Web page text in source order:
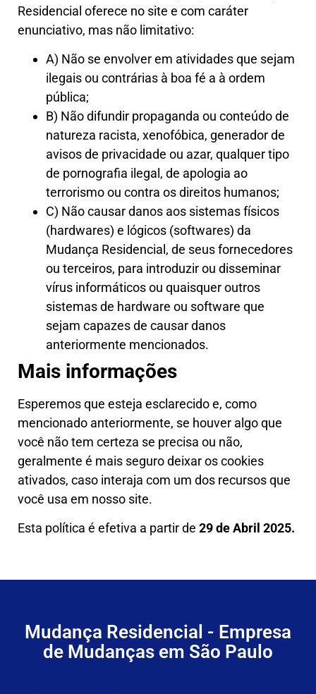
Residencial oferece no site e com caráter
enunciativo, mas não limitativo:
A) Não se envolver em atividades que sejam
ilegais ou contrárias à boa fé a à ordem
pública;
B) Não difundir propaganda ou conteúdo de
natureza racista, xenofóbica, generador de
avisos de privacidade ou azar, qualquer tipo
de pornografia ilegal, de apologia ao
terrorismo ou contra os direitos humanos;
C) Não causar danos aos sistemas físicos
(hardwares) e lógicos (softwares) da
Mudança Residencial, de seus fornecedores
ou terceiros, para introduzir ou disseminar
vírus informáticos ou quaisquer outros
sistemas de hardware ou software que
sejam capazes de causar danos
anteriormente mencionados.
Mais informações
Esperemos que esteja esclarecido e, como
mencionado anteriormente, se houver algo que
você não tem certeza se precisa ou não,
geralmente é mais seguro deixar os cookies
ativados, caso interaja com um dos recursos que
você usa em nosso site.
Esta política é efetiva a partir de 29 de Abril 2025.
Mudança Residencial - Empresa
de Mudanças em São Paulo